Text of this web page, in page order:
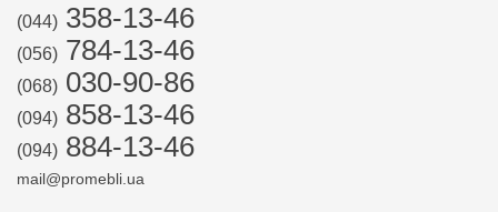
(044) 358-13-46
(056) 784-13-46
(068) 030-90-86
(094) 858-13-46
(094) 884-13-46
mail@promebli.ua